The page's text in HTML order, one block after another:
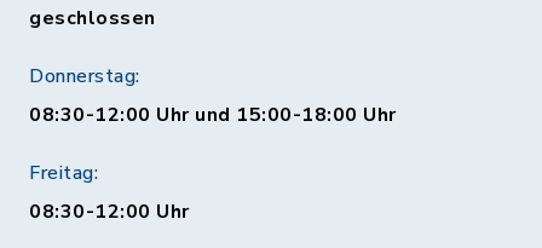
geschlossen
Donnerstag:
08:30-12:00 Uhr und 15:00-18:00 Uhr
Freitag:
08:30-12:00 Uhr